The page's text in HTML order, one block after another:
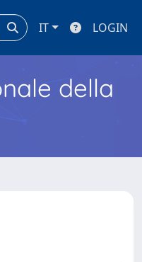
IT LOGIN
della